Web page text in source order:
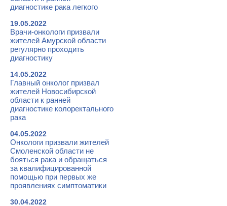
диагностике рака легкого
19.05.2022
Врачи-онкологи призвали
жителей Амурской области
регулярно проходить
диагностику
14.05.2022
Главный онколог призвал
жителей Новосибирской
области к ранней
диагностике колоректального
рака
04.05.2022
Онкологи призвали жителей
Смоленской области не
бояться рака и обращаться
за квалифицированной
помощью при первых же
проявлениях симптоматики
30.04.2022